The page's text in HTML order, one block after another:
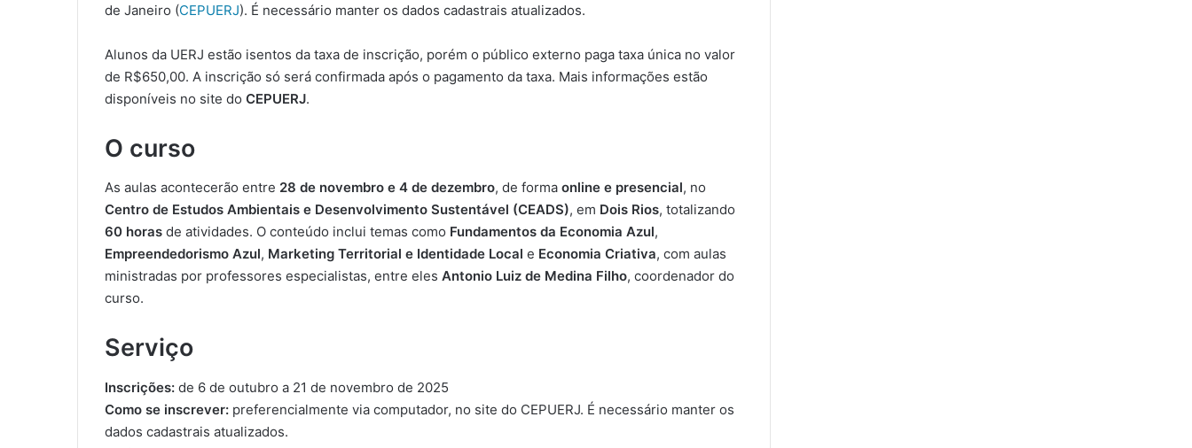
de Janeiro (CEPUERJ). É necessário manter os dados cadastrais atualizados.
Alunos da UERJ estão isentos da taxa de inscrição, porém o público externo paga taxa única no valor
de R$650,00. A inscrição só será confirmada após o pagamento da taxa. Mais informações estão
disponíveis no site do CEPUERJ.
O curso
As aulas acontecerão entre 28 de novembro e 4 de dezembro, de forma online e presencial, no
Centro de Estudos Ambientais e Desenvolvimento Sustentável (CEADS), em Dois Rios, totalizando
60 horas de atividades. O conteúdo inclui temas como Fundamentos da Economia Azul,
Empreendedorismo Azul, Marketing Territorial e Identidade Local e Economia Criativa, com aulas
ministradas por professores especialistas, entre eles Antonio Luiz de Medina Filho, coordenador do
curso.
Serviço
Inscrições: de 6 de outubro a 21 de novembro de 2025
Como se inscrever: preferencialmente via computador, no site do CEPUERJ. É necessário manter os
dados cadastrais atualizados.